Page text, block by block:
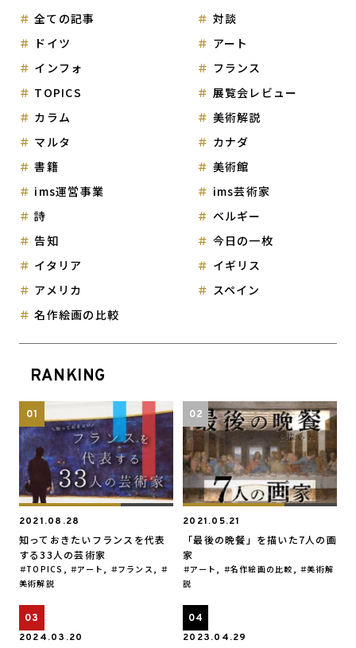
全ての記事
対談
ドイツ
アート
インフォ
フランス
TOPICS
展覧会レビュー
カラム
美術解説
マルタ
カナダ
書籍
美術館
ims運営事業
ims芸術家
詩
ベルギー
告知
今日の一枚
イタリア
イギリス
アメリカ
スペイン
名作絵画の比較
RANKING
2021.08.28
知っておきたいフランスを代表
する33人の芸術家
TOPICS , アート , フランス ,
美術解説
2021.05.21
「最後の晩餐」を描いた7人の画
家
アート , 名作絵画の比較 ,
美術解
説
2024.03.20 2023.04.29